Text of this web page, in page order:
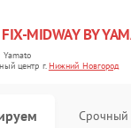
FIX-MIDWAY BY
Yamato
центр г.Нижний Новгород